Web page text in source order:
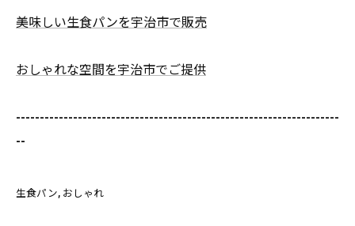
美味しい生食パンを宇治市で販売
おしゃれな空間を宇治市でご提供
--------------------------------------------------------------------
--
生食パン おしゃれ